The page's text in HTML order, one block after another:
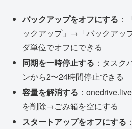
バックアップをオフにする ：
ックアップ」→「バックアッ
ダ単位でオフにできる
同期を一時停止する ：タスク
ンから2〜24時間停止できる
容量を解消する ：
を削除→ごみ箱を空にする
スタートアップをオフにする